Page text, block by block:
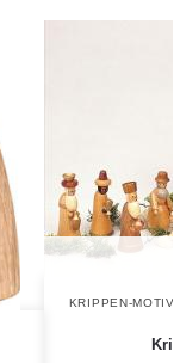
KRIPPEN-